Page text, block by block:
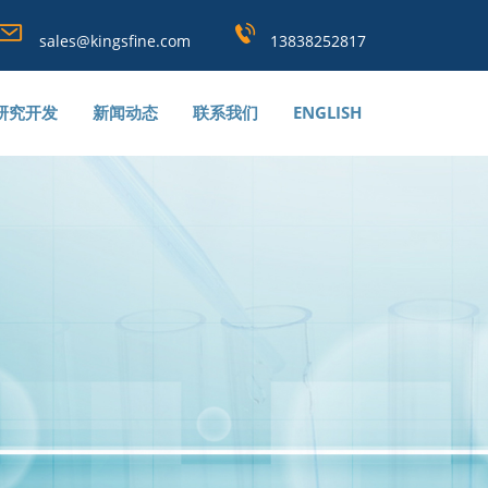
sales@kingsfine.com 13838252817
究开发 新闻动态 联系我们 ENGLISH